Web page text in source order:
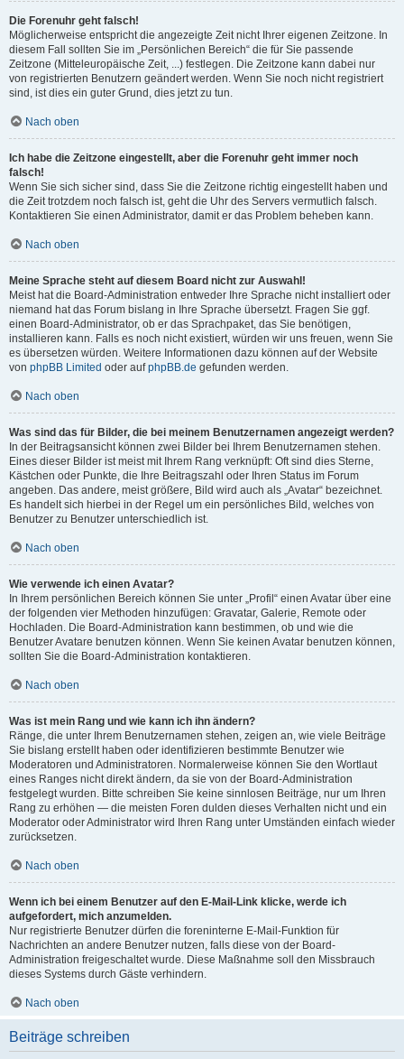
Die Forenuhr geht falsch!
Möglicherweise entspricht die angezeigte Zeit nicht Ihrer eigenen Zeitzone. In
diesem Fall sollten Sie im „Persönlichen Bereich“ die für Sie passende
Zeitzone (Mitteleuropäische Zeit, ...) festlegen. Die Zeitzone kann dabei nur
von registrierten Benutzern geändert werden. Wenn Sie noch nicht registriert
sind, ist dies ein guter Grund, dies jetzt zu tun.
Nach oben
Ich habe die Zeitzone eingestellt, aber die Forenuhr geht immer noch
falsch!
Wenn Sie sich sicher sind, dass Sie die Zeitzone richtig eingestellt haben und
die Zeit trotzdem noch falsch ist, geht die Uhr des Servers vermutlich falsch.
Kontaktieren Sie einen Administrator, damit er das Problem beheben kann.
Nach oben
Meine Sprache steht auf diesem Board nicht zur Auswahl!
Meist hat die Board-Administration entweder Ihre Sprache nicht installiert oder
niemand hat das Forum bislang in Ihre Sprache übersetzt. Fragen Sie ggf.
einen Board-Administrator, ob er das Sprachpaket, das Sie benötigen,
installieren kann. Falls es noch nicht existiert, würden wir uns freuen, wenn Sie
es übersetzen würden. Weitere Informationen dazu können auf der Website
von phpBB Limited oder aufphpBB.de gefunden werden.
Nach oben
Was sind das für Bilder, die bei meinem Benutzernamen angezeigt werden?
In der Beitragsansicht können zwei Bilder bei Ihrem Benutzernamen stehen.
Eines dieser Bilder ist meist mit Ihrem Rang verknüpft: Oft sind dies Sterne,
Kästchen oder Punkte, die Ihre Beitragszahl oder Ihren Status im Forum
angeben. Das andere, meist größere, Bild wird auch als „Avatar“ bezeichnet.
Es handelt sich hierbei in der Regel um ein persönliches Bild, welches von
Benutzer zu Benutzer unterschiedlich ist.
Nach oben
Wie verwende ich einen Avatar?
In Ihrem persönlichen Bereich können Sie unter „Profil“ einen Avatar über eine
der folgenden vier Methoden hinzufügen: Gravatar, Galerie, Remote oder
Hochladen. Die Board-Administration kann bestimmen, ob und wie die
Benutzer Avatare benutzen können. Wenn Sie keinen Avatar benutzen können,
sollten Sie die Board-Administration kontaktieren.
Nach oben
Was ist mein Rang und wie kann ich ihn ändern?
Ränge, die unter Ihrem Benutzernamen stehen, zeigen an, wie viele Beiträge
Sie bislang erstellt haben oder identifizieren bestimmte Benutzer wie
Moderatoren und Administratoren. Normalerweise können Sie den Wortlaut
eines Ranges nicht direkt ändern, da sie von der Board-Administration
festgelegt wurden. Bitte schreiben Sie keine sinnlosen Beiträge, nur um Ihren
Rang zu erhöhen — die meisten Foren dulden dieses Verhalten nicht und ein
Moderator oder Administrator wird Ihren Rang unter Umständen einfach wieder
zurücksetzen.
Nach oben
Wenn ich bei einem Benutzer auf den E-Mail-Link klicke, werde ich
aufgefordert, mich anzumelden.
Nur registrierte Benutzer dürfen die foreninterne E-Mail-Funktion für
Nachrichten an andere Benutzer nutzen, falls diese von der Board-
Administration freigeschaltet wurde. Diese Maßnahme soll den Missbrauch
dieses Systems durch Gäste verhindern.
Nach oben
Beiträge schreiben